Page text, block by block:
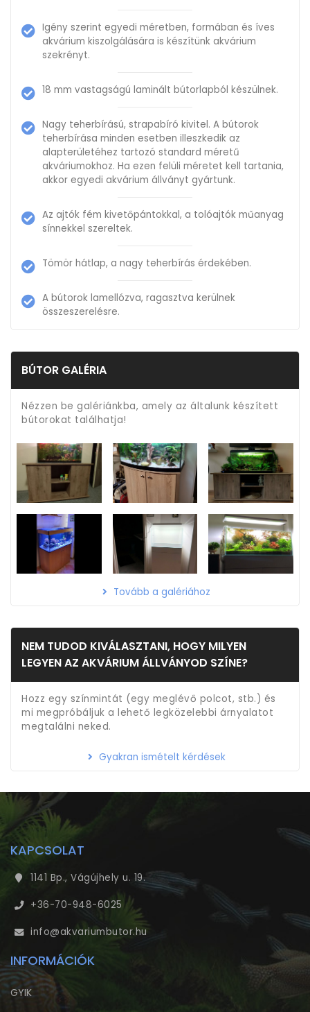
Igény szerint egyedi méretben, formában és íves
akvárium kiszolgálására is készítünk akvárium
szekrényt.
18 mm vastagságú laminált bútorlapból készülnek.
Nagy teherbírású, strapabíró kivitel. A bútorok
teherbírása minden esetben illeszkedik az
alapterületéhez tartozó standard méretű
akváriumokhoz. Ha ezen felüli méretet kell tartania,
akkor egyedi akvárium állványt gyártunk.
Az ajtók fém kivetőpántokkal, a tolóajtók műanyag
sínnekkel szereltek.
Tömör hátlap, a nagy teherbírás érdekében.
A bútorok lamellózva, ragasztva kerülnek
összeszerelésre.
BÚTOR GALÉRIA
Nézzen be galériánkba, amely az általunk készített
bútorokat találhatja!
Tovább a galériához
NEM TUDOD KIVÁLASZTANI, HOGY MILYEN
LEGYEN AZ AKVÁRIUM ÁLLVÁNYOD SZÍNE?
Hozz egy színmintát (egy meglévő polcot, stb.) és
mi megpróbáljuk a lehető legközelebbi árnyalatot
megtalálni neked.
Gyakran ismételt kérdések
KAPCSOLAT
1141 Bp., Vágújhely u. 19.
+36-70-948-6025
info@akvariumbutor.hu
INFORMÁCIÓK
GYIK